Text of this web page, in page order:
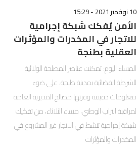
10 نوفمبر 2021 - 15:29
الأمن يُفكك شبكة إجرامية
للاتجار في المخدرات والمؤثرات
العقلية بطنجة
المساء اليوم: تمكنت عناصر المصلحة الولائية
للشرطة القضائية بمدينة طنجة، على ضوء
معلومات دقيقة وفرتها مصالح المديرية العامة
لمراقبة التراب الوطني، مساء الثلاثاء، من تفكيك
شبكة إجرامية تنشط في الاتجار غير المشروع في
المخدرات والمؤثرات